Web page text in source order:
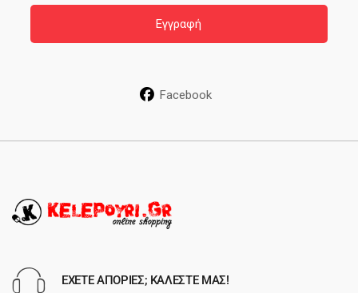
l
Εγγραφή
Facebook
ΕΧΕΤΕ ΑΠΟΡΙΕΣ; ΚΑΛΕΣΤΕ ΜΑΣ!